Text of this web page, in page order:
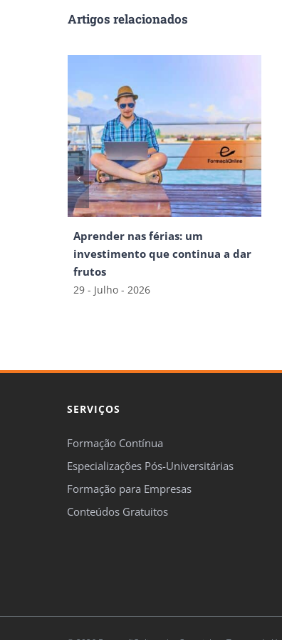
Artigos relacionados
Aprender nas férias: um
investimento que continua a dar
frutos
29 - Julho - 2026
SERVIÇOS
Formação Contínua
Especializações Pós-Universitárias
Formação para Empresas
Conteúdos Gratuitos